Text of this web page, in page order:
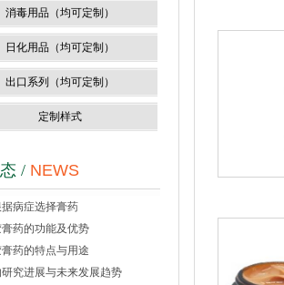
消毒用品（均可定制）
日化用品（均可定制）
出口系列（均可定制）
定制样式
/ NEWS
病症选择膏药
药的功能及优势
药的特点与用途
究进展与未来发展趋势